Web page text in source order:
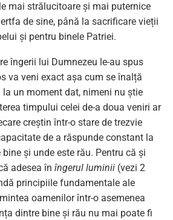
mai strălucitoare și mai puternice
de sine, până la sacrificare vieții
și pentru binele Patriei.
îngerii lui Dumnezeu le-au spus
va veni exact așa cum se înalță
la un moment dat, nimeni nu știe
timpului celei de-a doua veniri ar
creștin într-o stare de trezvie
de a răspunde constant la
și unde este rău. Pentru că și
adesea în îngerul luminii (vezi 2
principiile fundamentale ale
oamenilor într-o asemenea
dintre bine și rău nu mai poate fi